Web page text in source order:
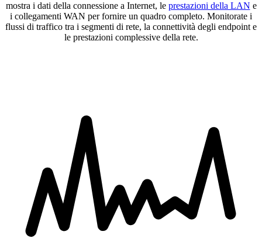
mostra i dati della connessione a Internet, le prestazioni della LAN e
i collegamenti WAN per fornire un quadro completo. Monitorate i
flussi di traffico tra i segmenti di rete, la connettività degli endpoint e
le prestazioni complessive della rete.